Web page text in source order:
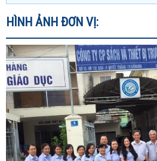
HÌNH ẢNH ĐƠN VỊ: